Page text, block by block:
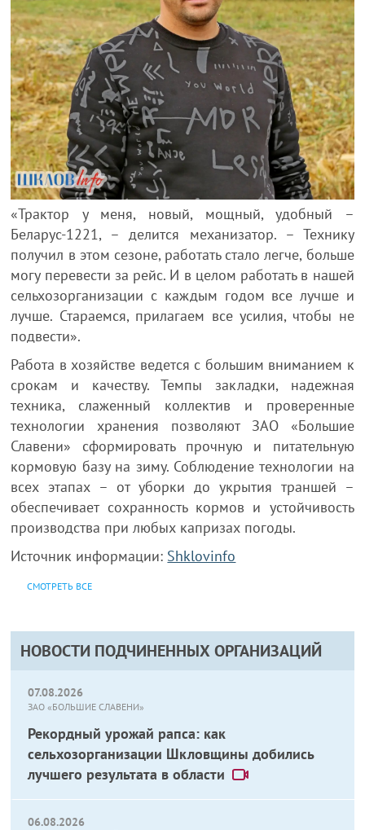
НОВОСТИ ПОДЧИНЕННЫХ ОРГАНИЗАЦИЙ
07.08.2026
ЗАО «БОЛЬШИЕ СЛАВЕНИ»
Рекордный урожай рапса: как
сельхозорганизации Шкловщины добились
лучшего результата в области
06.08.2026
«Трактор у меня, новый, мощный, удобный –
Беларус-1221, – делится механизатор. – Технику
получил в этом сезоне, работать стало легче, больше
могу перевести за рейс. И в целом работать в нашей
сельхозорганизации с каждым годом все лучше и
лучше. Стараемся, прилагаем все усилия, чтобы не
подвести».
Работа в хозяйстве ведется с большим вниманием к
срокам и качеству. Темпы закладки, надежная
техника, слаженный коллектив и проверенные
технологии хранения позволяют ЗАО «Большие
Славени» сформировать прочную и питательную
кормовую базу на зиму. Соблюдение технологии на
всех этапах – от уборки до укрытия траншей –
обеспечивает сохранность кормов и устойчивость
производства при любых капризах погоды.
Источник информации: Shklovinfo
СМОТРЕТЬ ВСЕ